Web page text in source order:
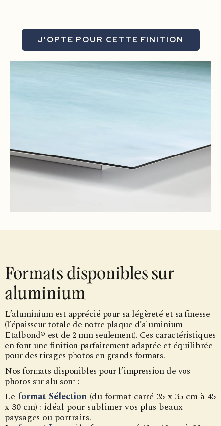
J'OPTE POUR CETTE FINITION
Formats disponibles sur
aluminium
L’aluminium est apprécié pour sa légèreté et sa finesse
(l’épaisseur totale de notre plaque d’aluminium
Etalbond® est de 2 mm seulement). Ces caractéristiques
en font une finition parfaitement adaptée et équilibrée
pour des tirages photos en grands formats.
Nos formats disponibles pour l’impression de vos
photos sur alu sont :
Le format Sélection (du format carré 35 x 35 cm à 45
x 30 cm) : idéal pour sublimer vos plus beaux
paysages ou portraits.